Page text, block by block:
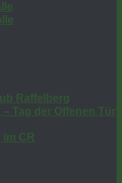
Raffelberg
Tag der Offenen Tür
CR